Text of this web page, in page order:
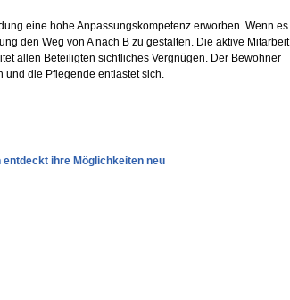
eine hohe Anpassungskompetenz erworben. Wenn es
den Weg von A nach B zu gestalten. Die aktive Mitarbeit
allen Beteiligten sichtliches Vergnügen. Der Bewohner
und die Pflegende entlastet sich.
ihre Möglichkeiten neu